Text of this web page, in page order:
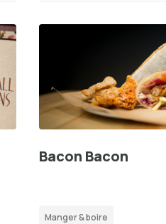
Bacon Bacon
Manger & boire